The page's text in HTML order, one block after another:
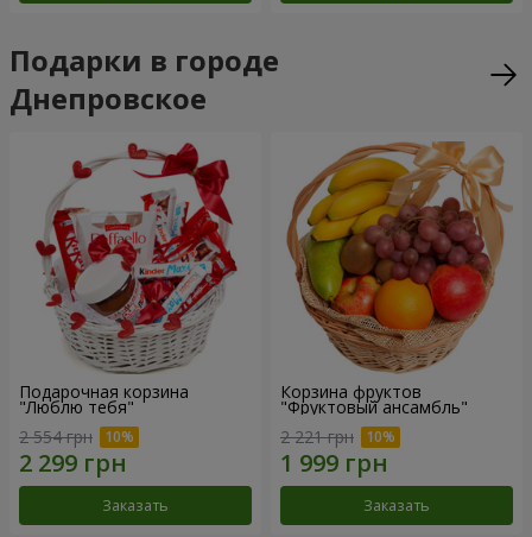
Подарки в городе
Днепровское
Подарочная корзина
"Люблю тебя"
2 554 грн
Заказать
Корзина фруктов
"Фруктовый ансамбль"
2 221 грн
Заказать